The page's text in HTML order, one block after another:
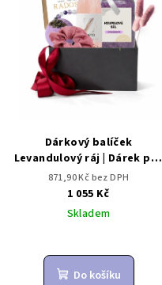
Dárkový balíček
Levandulový ráj | Dárek pro
ženy
871,90 Kč bez DPH
1 055 Kč
Skladem
Do košíku